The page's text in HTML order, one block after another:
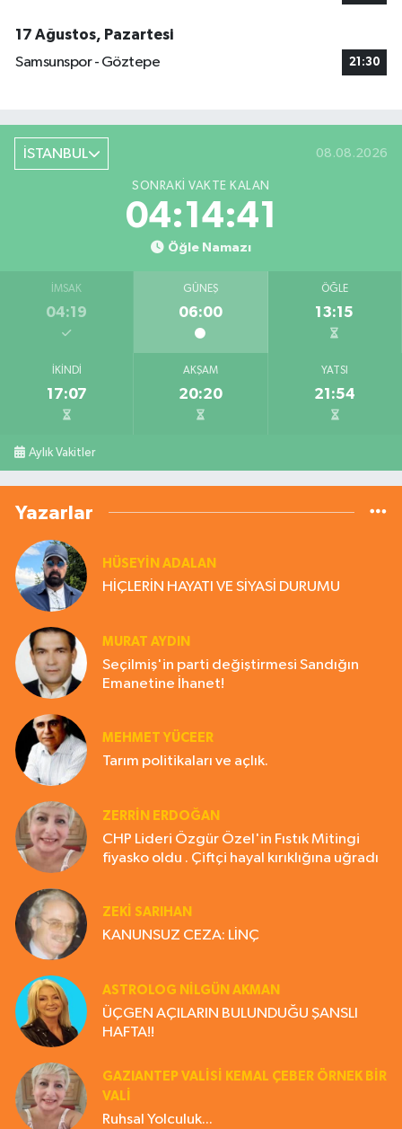
17 Ağustos, Pazartesi
Samsunspor - Göztepe
21:30
İSTANBUL 08.08.2026
SONRAKI VAKTE KALAN
04:14:40
Öğle Namazı
İMSAK
04:19
GÜNEŞ
06:00
ÖĞLE
13:15
İKINDI
17:07
AKŞAM
20:20
YATSI
21:54
Aylık Vakitler
Yazarlar
HÜSEYIN ADALAN
HİÇLERİN HAYATI VE SİYASİ DURUMU
MURAT AYDIN
Seçilmiş'in parti değiştirmesi Sandığın
Emanetine İhanet!
MEHMET YÜCEER
Tarım politikaları ve açlık.
ZERRIN ERDOĞAN
CHP Lideri Özgür Özel'in Fıstık Mitingi
fiyasko oldu . Çiftçi hayal kırıklığına uğradı
ZEKI SARIHAN
KANUNSUZ CEZA: LİNÇ
ASTROLOG NILGÜN AKMAN
ÜÇGEN AÇILARIN BULUNDUĞU ŞANSLI
HAFTA!!
GAZIANTEP VALISI KEMAL ÇEBER ÖRNEK BİR
VALİ
Ruhsal Yolculuk...